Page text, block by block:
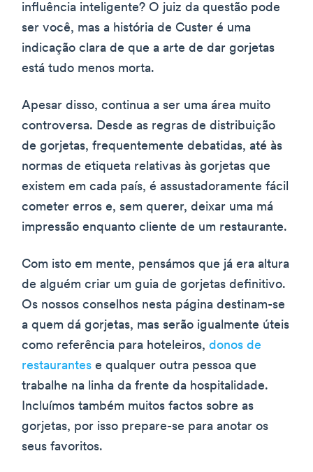
influência inteligente? O juiz da questão pode
ser você, mas a história de Custer é uma
indicação clara de que a arte de dar gorjetas
está tudo menos morta.
Apesar disso, continua a ser uma área muito
controversa. Desde as regras de distribuição
de gorjetas, frequentemente debatidas, até às
normas de etiqueta relativas às gorjetas que
existem em cada país, é assustadoramente fácil
cometer erros e, sem querer, deixar uma má
impressão enquanto cliente de um restaurante.
Com isto em mente, pensámos que já era altura
de alguém criar um guia de gorjetas definitivo.
Os nossos conselhos nesta página destinam-se
a quem dá gorjetas, mas serão igualmente úteis
como referência para hoteleiros, donos de
restaurantes e qualquer outra pessoa que
trabalhe na linha da frente da hospitalidade.
Incluímos também muitos factos sobre as
gorjetas, por isso prepare-se para anotar os
seus favoritos.